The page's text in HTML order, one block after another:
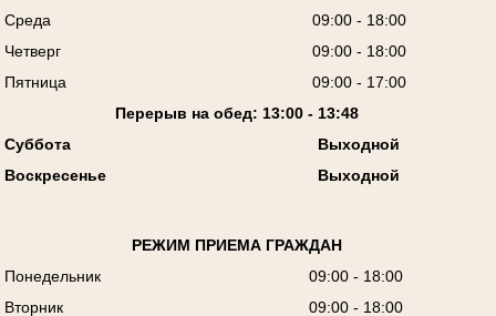
Среда
09:00 - 18:00
Четверг
09:00 - 18:00
Пятница
09:00 - 17:00
Перерыв на обед: 13:00 - 13:48
Суббота
Выходной
Воскресенье
Выходной
РЕЖИМ ПРИЕМА ГРАЖДАН
Понедельник
09:00 - 18:00
Вторник
09:00 - 18:00